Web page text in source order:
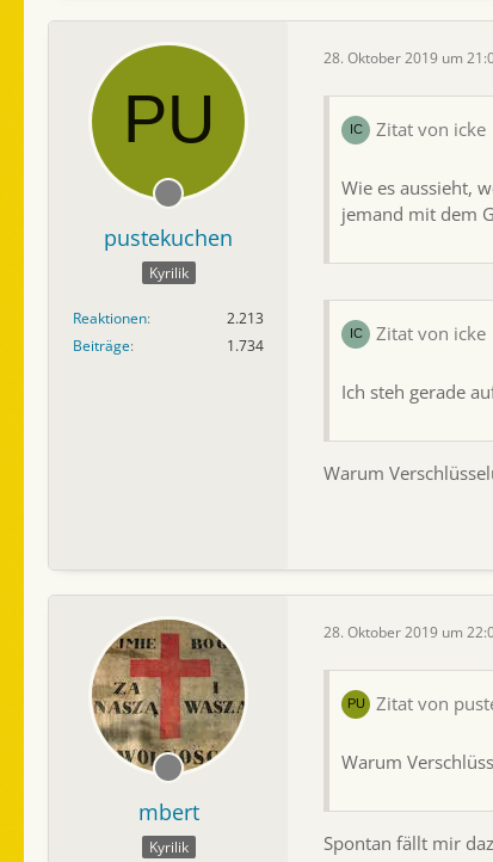
pustekuchen
Kyrilik
Reaktionen
2.213
Beiträge
1.734
28. Oktober 2019 um
Zitat von icke
Wie es aussieht,
jemand mit dem
Zitat von icke
Ich steh gerade
Warum
mbert
Kyrilik
28. Oktober 2019 um
Zitat von
Warum
Spontan fällt mir